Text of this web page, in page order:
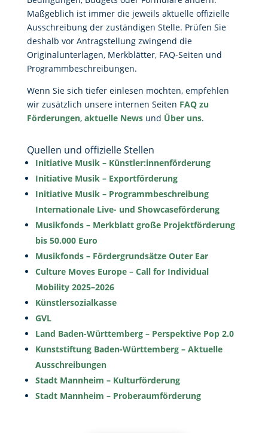
Maßgeblich ist immer die jeweils aktuelle offizielle
Ausschreibung der zuständigen Stelle. Prüfen Sie
deshalb vor Antragstellung zwingend die
Originalunterlagen, Merkblätter, FAQ-Seiten und
Programmbeschreibungen.
Wenn Sie sich tiefer einlesen möchten, empfehlen
wir zusätzlich unsere internen Seiten FAQ zu
Förderungen, aktuelle Newsund Über uns.
Quellen und offizielle Stellen
Initiative Musik – Künstler:innenförderung
Initiative Musik – Exportförderung
Initiative Musik – Programmbeschreibung
Internationale Live- und Showcaseförderung
Musikfonds – Merkblatt große Projektförderung
bis 50.000 Euro
Musikfonds – Fördergrundsätze Outer Ear
Culture Moves Europe – Call for Individual
Mobility 2025–2026
Künstlersozialkasse
GVL
Land Baden-Württemberg – Perspektive Pop 2.0
Kunststiftung Baden-Württemberg – Aktuelle
Ausschreibungen
Stadt Mannheim – Kulturförderung
Stadt Mannheim – Proberaumförderung